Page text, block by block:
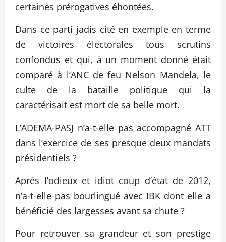
certaines prérogatives éhontées.
Dans ce parti jadis cité en exemple en terme
de victoires électorales tous scrutins
confondus et qui, à un moment donné était
comparé à l’ANC de feu Nelson Mandela, le
culte de la bataille politique qui la
caractérisait est mort de sa belle mort.
L’ADEMA-PASJ n’a-t-elle pas accompagné ATT
dans l’exercice de ses presque deux mandats
présidentiels ?
Après l’odieux et idiot coup d’état de 2012,
n’a-t-elle pas bourlingué avec IBK dont elle a
bénéficié des largesses avant sa chute ?
Pour retrouver sa grandeur et son prestige